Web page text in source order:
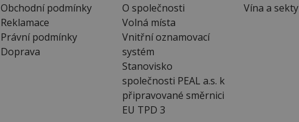
Obchodní podmínky
Reklamace
Právní podmínky
Doprava
O společnosti
Volná místa
Vnitřní oznamovací
systém
Stanovisko
společnosti PEAL a.s. k
připravované směrnici
EU TPD 3
Vína a sekty